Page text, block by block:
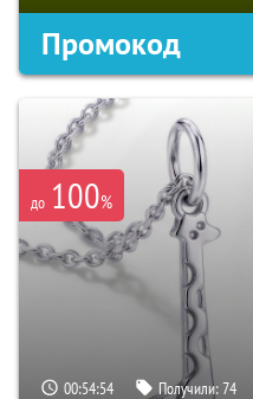
Промокод
до 100%
00:54:53 Получили:74